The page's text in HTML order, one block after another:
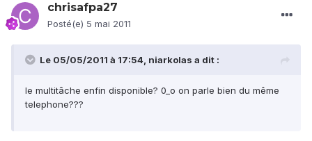
chrisafpa27
Posté(e) 5 mai 2011
Le 05/05/2011 à 17:54, niarkolas a dit :
le multitâche enfin disponible? 0_o on parle bien du même
telephone???